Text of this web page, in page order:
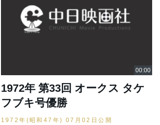
1972年 第33回 オークス タケ
フブキ号優勝
1972年(昭和47年) 07月02日公開